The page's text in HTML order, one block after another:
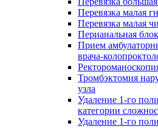
Перевязка малая
Перевязка малая
Перианальная
Прием
врача-
Тромбэктомия
узла
Удаление 1-го
категории
Удаление 1-го